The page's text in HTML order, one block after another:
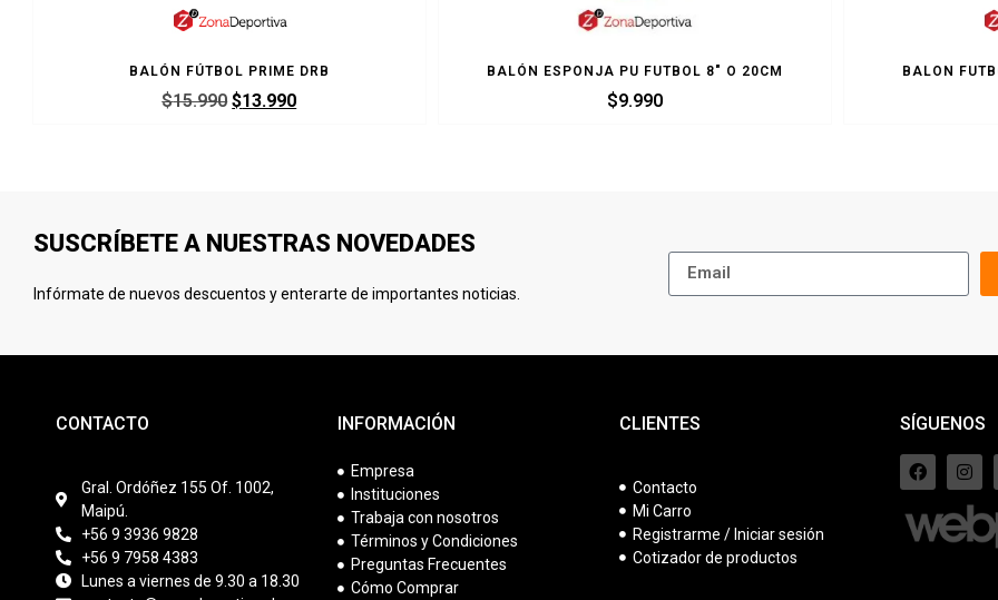
BALÓN FÚTBOL PRIME DRB
$15.990 $13.990
BALÓN ESPONJA PU FUTBOL 8″ O 20CM
$9.990
BALON
SUSCRÍBETE A NUESTRAS NOVEDADES
Infórmate de nuevos descuentos y enterarte de importantes noticias.
CONTACTO
Gral. Ordóñez 155 Of. 1002,
Maipú.
+56 9 3936 9828
+56 9 7958 4383
Lunes a viernes de 9.30 a 18.30
INFORMACIÓN
Empresa
Instituciones
Trabaja con nosotros
Términos y Condiciones
Preguntas Frecuentes
Cómo Comprar
CLIENTES
Contacto
Mi Carro
Registrarme / Iniciar sesión
Cotizador de productos
SÍGUENOS